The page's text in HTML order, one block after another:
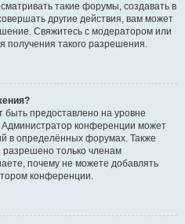
такие форумы, создавать в
другие действия, вам может
Свяжитесь с модератором или
получения такого разрешения.
предоставлено на уровне
конференции может
в определённых форумах. Также
только членам
почему не можете добавлять
конференции.